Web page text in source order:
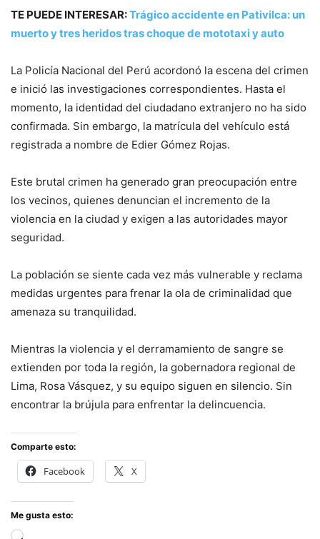
TE PUEDE INTERESAR:Trágico accidente en Pativilca: un
muerto y tres heridos tras choque de mototaxi y auto
La Policía Nacional del Perú acordonó la escena del crimen
e inició las investigaciones correspondientes. Hasta el
momento, la identidad del ciudadano extranjero no ha sido
confirmada. Sin embargo, la matrícula del vehículo está
registrada a nombre de Edier Gómez Rojas.
Este brutal crimen ha generado gran preocupación entre
los vecinos, quienes denuncian el incremento de la
violencia en la ciudad y exigen a las autoridades mayor
seguridad.
La población se siente cada vez más vulnerable y reclama
medidas urgentes para frenar la ola de criminalidad que
amenaza su tranquilidad.
Mientras la violencia y el derramamiento de sangre se
extienden por toda la región, la gobernadora regional de
Lima, Rosa Vásquez, y su equipo siguen en silencio. Sin
encontrar la brújula para enfrentar la delincuencia.
Comparte esto:
Facebook X
Me gusta esto: